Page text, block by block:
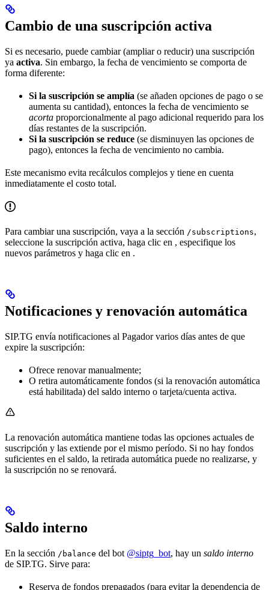
Cambio de una suscripción activa
Si es necesario, puede cambiar (ampliar o reducir) una suscripción
ya activa. Sin embargo, la fecha de vencimiento se comporta de
forma diferente:
Si la suscripción se amplía (se añaden opciones de pago o se
aumenta su cantidad), entonces la fecha de vencimiento se
acorta proporcionalmente al pago adicional requerido para los
días restantes de la suscripción.
Si la suscripción se reduce (se disminuyen las opciones de
pago), entonces la fecha de vencimiento no cambia.
Este mecanismo evita recálculos complejos y tiene en cuenta
inmediatamente el costo total.
Para cambiar una suscripción, vaya a la sección /subscriptions,
seleccione la suscripción activa, haga clic en , especifique los
nuevos parámetros y haga clic en .
Notificaciones y renovación automática
SIP.TG envía notificaciones al Pagador varios días antes de que
expire la suscripción:
Ofrece renovar manualmente;
O retira automáticamente fondos (si la renovación automática
está habilitada) del saldo interno o tarjeta/cuenta activa.
La renovación automática mantiene todas las opciones actuales de
suscripción y las extiende por el mismo período. Si no hay fondos
suficientes en el saldo, la retirada automática puede no realizarse, y
la suscripción no se renovará.
Saldo interno
En la sección /balance del bot @siptg_bot, hay un saldo interno
de SIP.TG. Sirve para:
Reserva de fondos prepagados (para evitar la dependencia de